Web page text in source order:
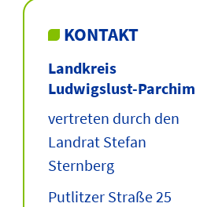
KONTAKT
Landkreis
Ludwigslust-Parchim
vertreten durch den
Landrat Stefan
Sternberg
Putlitzer Straße 25